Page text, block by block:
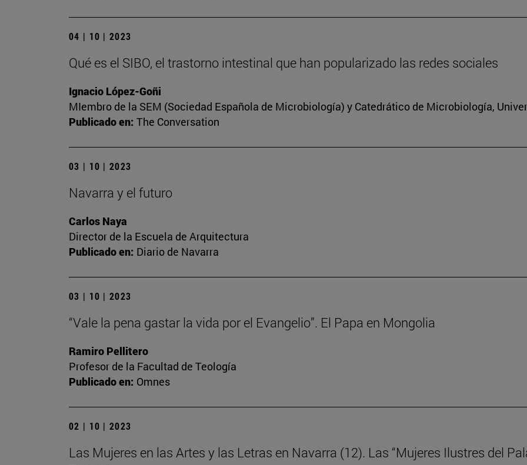
04 | 10 | 2023
Qué es el SIBO, el trastorno intestinal que han popularizado las redes sociales
Ignacio López-Goñi
MIembro de la SEM (Sociedad Española de Microbiología) y Catedrático de Microbiología,
Publicado en: The Conversation
03 | 10 | 2023
Navarra y el futuro
Carlos Naya
Director de la Escuela de Arquitectura
Publicado en: Diario de Navarra
03 | 10 | 2023
“Vale la pena gastar la vida por el Evangelio”. El Papa en Mongolia
Ramiro Pellitero
Profesor de la Facultad de Teología
Publicado en: Omnes
02 | 10 | 2023
Las Mujeres en las Artes y las Letras en Navarra (12). Las “Mujeres Ilustres del